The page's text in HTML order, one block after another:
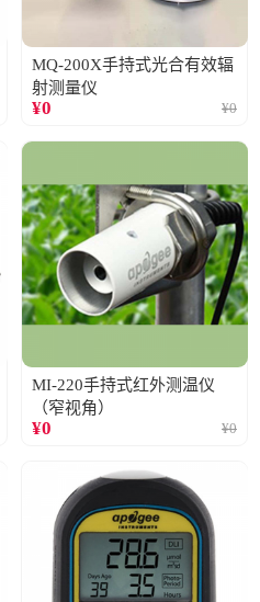
MQ-200X手持式光合有效辐
射测量仪
¥0 ¥0
MI-220手持式红外测温仪
（窄视角）
¥0 ¥0